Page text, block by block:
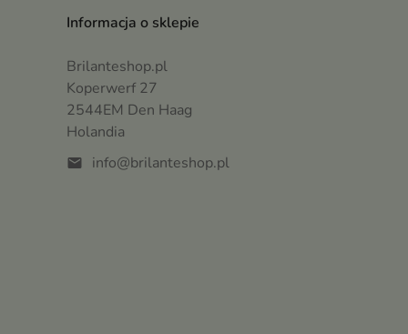
Informacja o sklepie
Brilanteshop.pl
Koperwerf 27
2544EM Den Haag
Holandia
mail info@brilanteshop.pl